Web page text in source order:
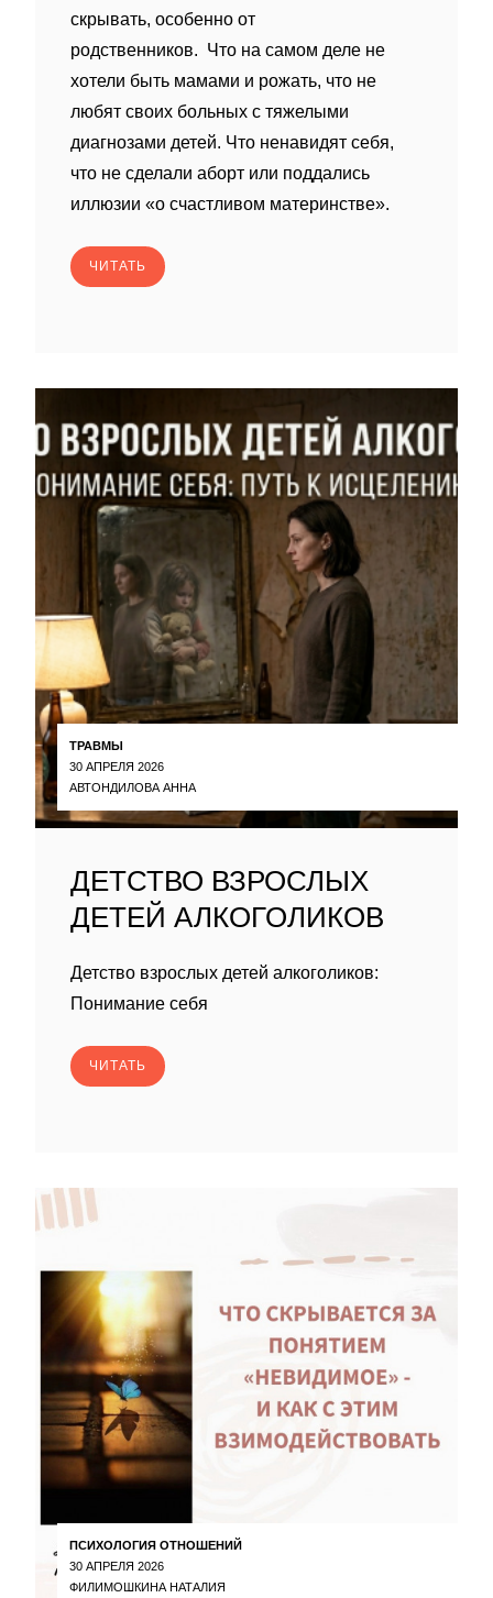
скрывать, особенно от
родственников. Что на самом деле не
хотели быть мамами и рожать, что не
любят своих больных с тяжелыми
диагнозами детей. Что ненавидят себя,
что не сделали аборт или поддались
иллюзии «о счастливом материнстве».
ЧИТАТЬ
ТРАВМЫ
30 АПРЕЛЯ 2026
АВТОНДИЛОВА АННА
ДЕТСТВО ВЗРОСЛЫХ
ДЕТЕЙ АЛКОГОЛИКОВ
Детство взрослых детей алкоголиков:
Понимание себя
ЧИТАТЬ
ПСИХОЛОГИЯ ОТНОШЕНИЙ
30 АПРЕЛЯ 2026
ФИЛИМОШКИНА НАТАЛИЯ